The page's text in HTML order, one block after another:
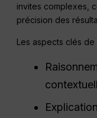
invites complexes,
précision des
Les aspects clés de